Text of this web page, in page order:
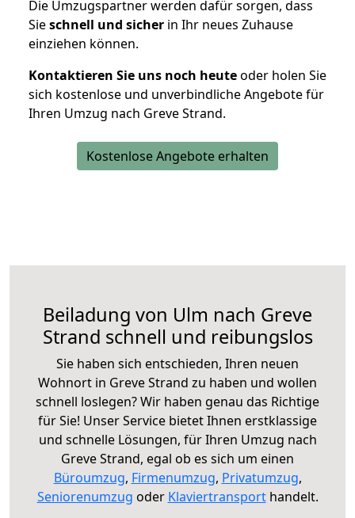
Die Umzugspartner werden dafür sorgen, dass
Sieschnell und sicher in Ihr neues Zuhause
einziehen können.
Kontaktieren Sie uns noch heuteoder holen Sie
sich kostenlose und unverbindliche Angebote für
Ihren Umzug nach Greve Strand.
Kostenlose Angebote erhalten
Beiladung von Ulm nach Greve
Strand schnell und reibungslos
Sie haben sich entschieden, Ihren neuen
Wohnort in Greve Strand zu haben und wollen
schnell loslegen? Wir haben genau das Richtige
für Sie! Unser Service bietet Ihnen erstklassige
und schnelle Lösungen, für Ihren Umzug nach
Greve Strand, egal ob es sich um einen
Büroumzug, Firmenumzug, Privatumzug,
Seniorenumzug oder Klaviertransporthandelt.